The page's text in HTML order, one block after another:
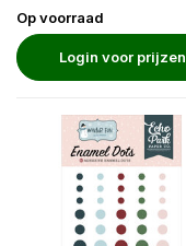
Op voorraad
Login voor prijzen